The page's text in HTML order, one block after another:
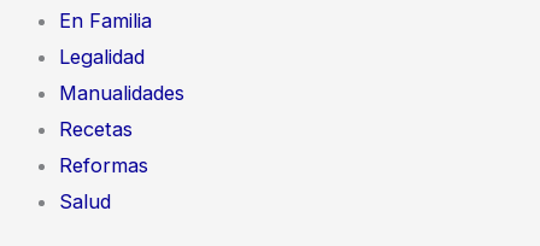
En Familia
Legalidad
Manualidades
Recetas
Reformas
Salud